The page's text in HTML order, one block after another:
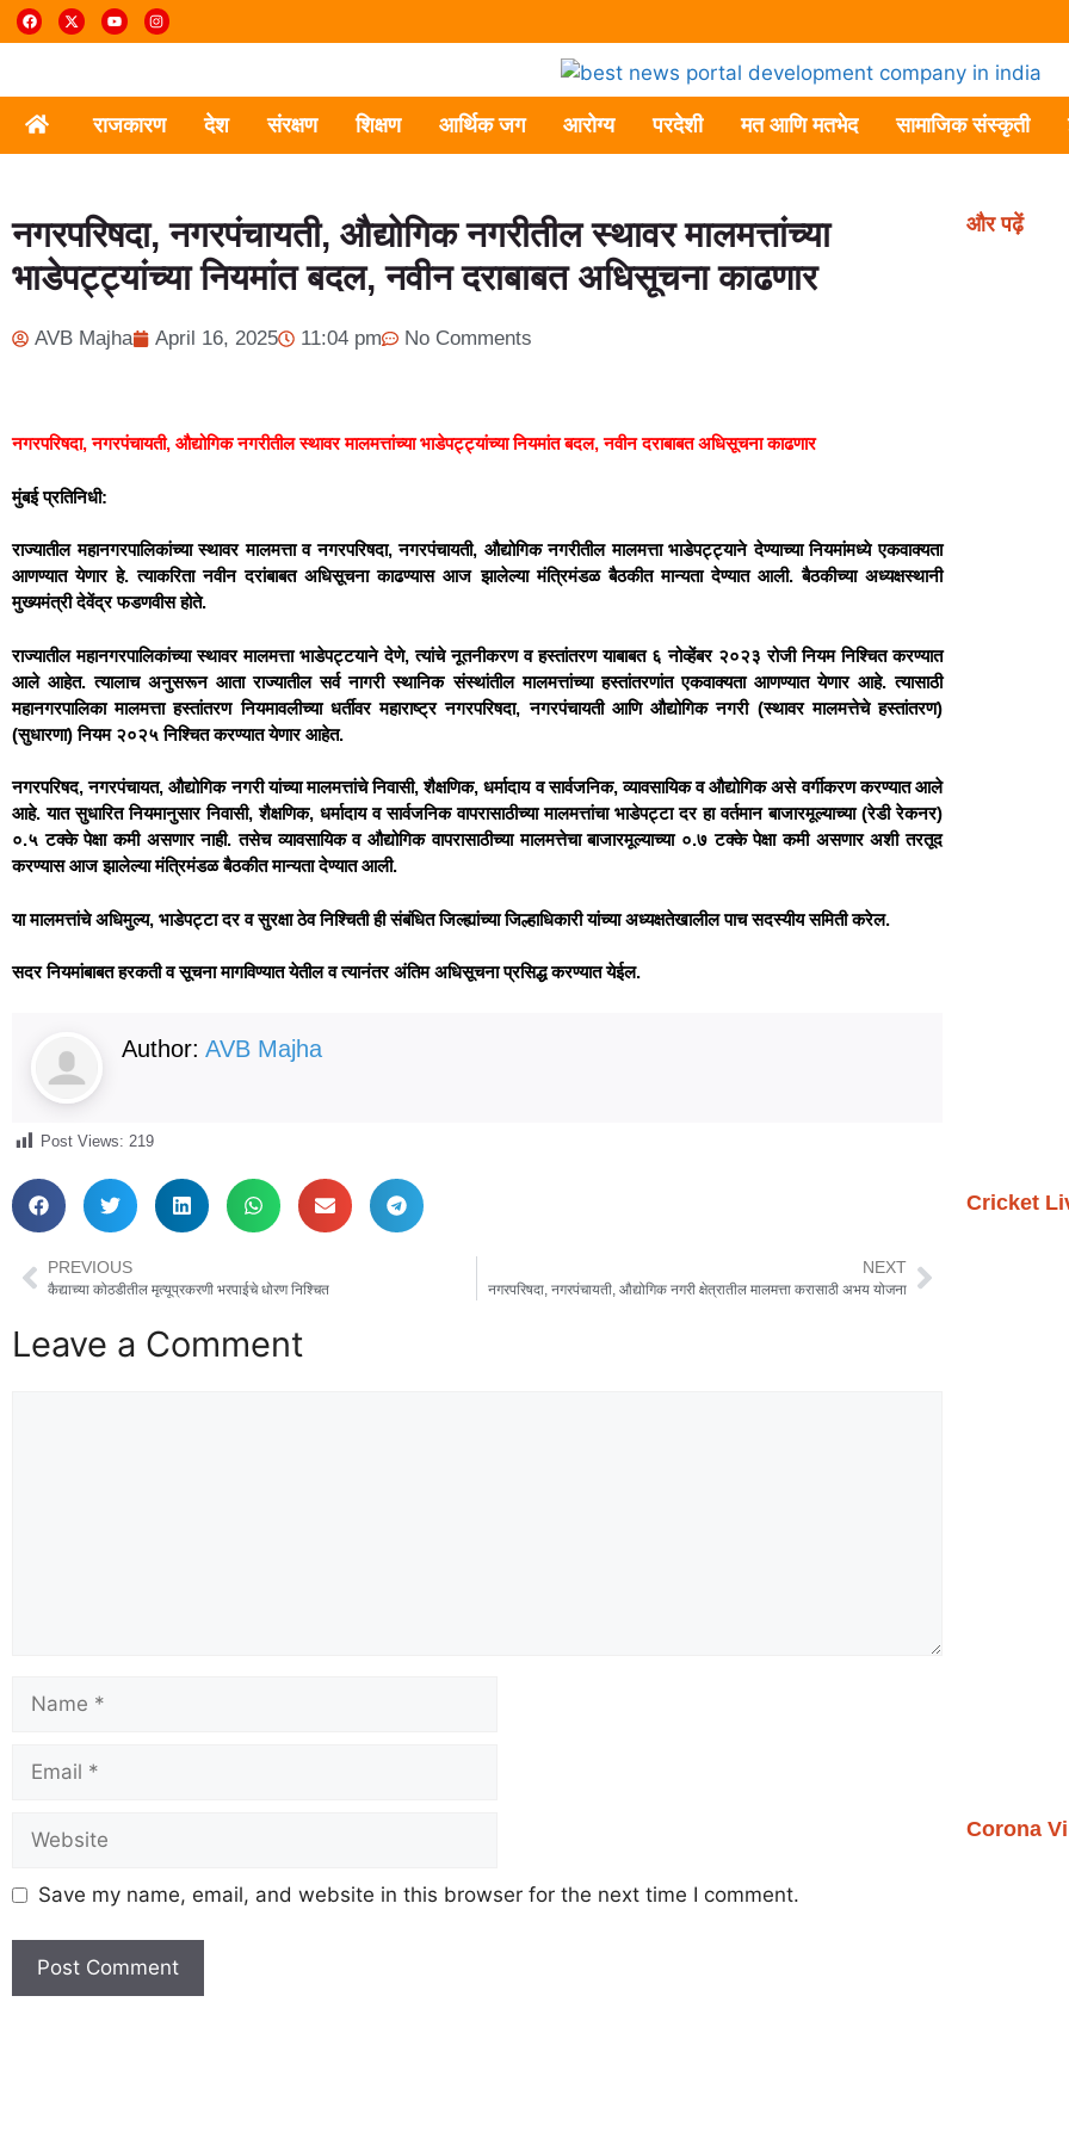
राजकारण देश संरक्षण शिक्षण आर्थिक जग आरोग्य परदेशी मत आणि मतभेद सामाजिक संस्कृती
नगरपरिषदा, नगरपंचायती, औद्योगिक नगरीतील स्थावर मालमत्तांच्या
भाडेपट्ट्यांच्या नियमांत बदल, नवीन दराबाबत अधिसूचना काढणार
AVB Majha April 16, 2025 11:04 pm No Comments
नगरपरिषदा, नगरपंचायती, औद्योगिक नगरीतील स्थावर मालमत्तांच्या भाडेपट्ट्यांच्या नियमांत बदल, नवीन दराबाबत अधिसूचना काढणार
मुंबई प्रतिनिधी:
राज्यातील महानगरपालिकांच्या स्थावर मालमत्ता व नगरपरिषदा, नगरपंचायती, औद्योगिक नगरीतील मालमत्ता भाडेपट्ट्याने देण्याच्या नियमांमध्ये एकवाक्यता
आणण्यात येणार हे. त्याकरिता नवीन दरांबाबत अधिसूचना काढण्यास आज झालेल्या मंत्रिमंडळ बैठकीत मान्यता देण्यात आली. बैठकीच्या अध्यक्षस्थानी
मुख्यमंत्री देवेंद्र फडणवीस होते.
राज्यातील महानगरपालिकांच्या स्थावर मालमत्ता भाडेपट्टयाने देणे, त्यांचे नूतनीकरण व हस्तांतरण याबाबत ६ नोव्हेंबर २०२३ रोजी नियम निश्चित करण्यात
आले आहेत. त्यालाच अनुसरून आता राज्यातील सर्व नागरी स्थानिक संस्थांतील मालमत्तांच्या हस्तांतरणांत एकवाक्यता आणण्यात येणार आहे. त्यासाठी
महानगरपालिका मालमत्ता हस्तांतरण नियमावलीच्या धर्तीवर महाराष्ट्र नगरपरिषदा, नगरपंचायती आणि औद्योगिक नगरी (स्थावर मालमत्तेचे हस्तांतरण)
(सुधारणा) नियम २०२५ निश्चित करण्यात येणार आहेत.
नगरपरिषद, नगरपंचायत, औद्योगिक नगरी यांच्या मालमत्तांचे निवासी, शैक्षणिक, धर्मादाय व सार्वजनिक, व्यावसायिक व औद्योगिक असे वर्गीकरण करण्यात आले
आहे. यात सुधारित नियमानुसार निवासी, शैक्षणिक, धर्मादाय व सार्वजनिक वापरासाठीच्या मालमत्तांचा भाडेपट्टा दर हा वर्तमान बाजारमूल्याच्या (रेडी रेकनर)
०.५ टक्के पेक्षा कमी असणार नाही. तसेच व्यावसायिक व औद्योगिक वापरासाठीच्या मालमत्तेचा बाजारमूल्याच्या ०.७ टक्के पेक्षा कमी असणार अशी तरतूद
करण्यास आज झालेल्या मंत्रिमंडळ बैठकीत मान्यता देण्यात आली.
या मालमत्तांचे अधिमुल्य, भाडेपट्टा दर व सुरक्षा ठेव निश्चिती ही संबंधित जिल्ह्यांच्या जिल्हाधिकारी यांच्या अध्यक्षतेखालील पाच सदस्यीय समिती करेल.
सदर नियमांबाबत हरकती व सूचना मागविण्यात येतील व त्यानंतर अंतिम अधिसूचना प्रसिद्ध करण्यात येईल.
Author: AVB Majha
Post Views: 219
PREVIOUS
कैद्याच्या कोठडीतील मृत्यूप्रकरणी भरपाईचे धोरण निश्चित
NEXT
नगरपरिषदा, नगरपंचायती, औद्योगिक नगरी क्षेत्रातील मालमत्ता करासाठी अभय योजना
Leave a Comment
Save my name, email, and website in this browser for the next time I comment.
और पढ़ें
Cricket
Corona